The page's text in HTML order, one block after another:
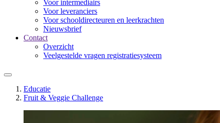
Voor intermediairs
Voor leveranciers
Voor schooldirecteuren en leerkrachten
Nieuwsbrief
Contact
Overzicht
Veelgestelde vragen registratiesysteem
Educatie
Fruit & Veggie Challenge